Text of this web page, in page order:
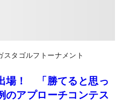
スタゴルフトーナメント
場！ 「勝てると思っ
のアプローチコンテス